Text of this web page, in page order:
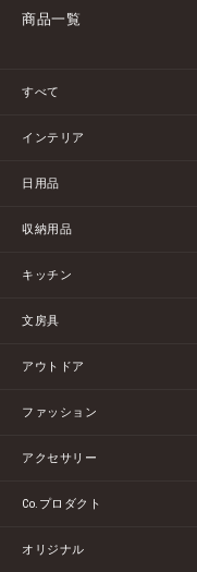
商品一覧
すべて
インテリア
日用品
収納用品
キッチン
文房具
アウトドア
ファッション
アクセサリー
Co.プロダクト
オリジナル